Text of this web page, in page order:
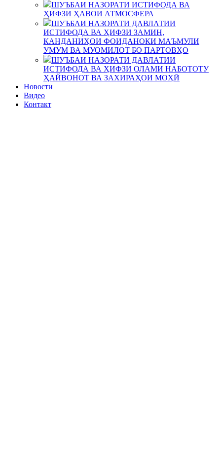
ШУЪБАИ НАЗОРАТИ ИСТИФОДА ВА
ҲИФЗИ ҲАВОИ АТМОСФЕРА
ШУЪБАИ НАЗОРАТИ ДАВЛАТИИ
ИСТИФОДА ВА ҲИФЗИ ЗАМИН,
КАНДАНИҲОИ ФОИДАНОКИ МАЪМУЛИ
УМУМ ВА МУОМИЛОТ БО ПАРТОВҲО
ШУЪБАИ НАЗОРАТИ ДАВЛАТИИ
ИСТИФОДА ВА ҲИФЗИ ОЛАМИ НАБОТОТУ
ҲАЙВОНОТ ВА ЗАХИРАҲОИ МОҲӢ
Новости
Видео
Контакт